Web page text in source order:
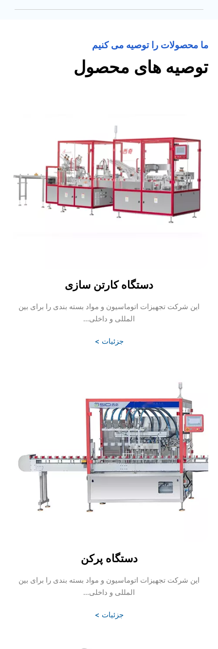
ما محصولات را توصیه می کنیم
توصیه های محصول
دستگاه کارتن سازی
این شرکت تجهیزات اتوماسیون و مواد بسته بندی را برای بین
المللی و داخلی...
جزئیات >
دستگاه پرکن
این شرکت تجهیزات اتوماسیون و مواد بسته بندی را برای بین
المللی و داخلی...
جزئیات >